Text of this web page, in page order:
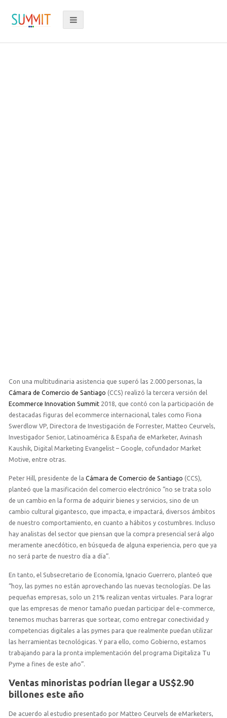
Con una multitudinaria asistencia que superó las 2.000 personas, la
Cámara de Comercio de Santiago (CCS) realizó la tercera versión del
Ecommerce Innovation Summit 2018, que contó con la participación de
destacadas figuras del ecommerce internacional, tales como Fiona
Swerdlow VP, Directora de Investigación de Forrester, Matteo Ceurvels,
Investigador Senior, Latinoamérica & España de eMarketer, Avinash
Kaushik, Digital Marketing Evangelist – Google, cofundador Market
Motive, entre otras.
Peter Hill, presidente de laCámara de Comercio de Santiago (CCS),
planteó que la masificación del comercio electrónico “no se trata solo
de un cambio en la forma de adquirir bienes y servicios, sino de un
cambio cultural gigantesco, que impacta, e impactará, diversos ámbitos
de nuestro comportamiento, en cuanto a hábitos y costumbres. Incluso
hay analistas del sector que piensan que la compra presencial será algo
meramente anecdótico, en búsqueda de alguna experiencia, pero que ya
no será parte de nuestro día a día”.
En tanto, el Subsecretario de Economía, Ignacio Guerrero, planteó que
“hoy, las pymes no están aprovechando las nuevas tecnologías. De las
pequeñas empresas, solo un 21% realizan ventas virtuales. Para lograr
que las empresas de menor tamaño puedan participar del e-commerce,
tenemos muchas barreras que sortear, como entregar conectividad y
competencias digitales a las pymes para que realmente puedan utilizar
las herramientas tecnológicas. Y para ello, como Gobierno, estamos
trabajando para la pronta implementación del programa Digitaliza Tu
Pyme a fines de este año”.
Ventas minoristas podrían llegar a US$2.90
billones este año
De acuerdo al estudio presentado por Matteo Ceurvels de eMarketers,